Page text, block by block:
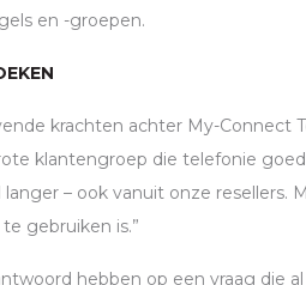
en -groepen.
krachten achter My-Connect
klantengroep die telefonie
– ook vanuit onze resellers.
gebruiken is.”
hebben op een vraag die